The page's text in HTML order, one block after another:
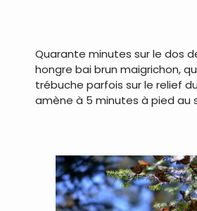
Quarante minutes sur le dos
hongre bai brun maigrichon,
trébuche parfois sur le relief
amène à 5 minutes à pied au